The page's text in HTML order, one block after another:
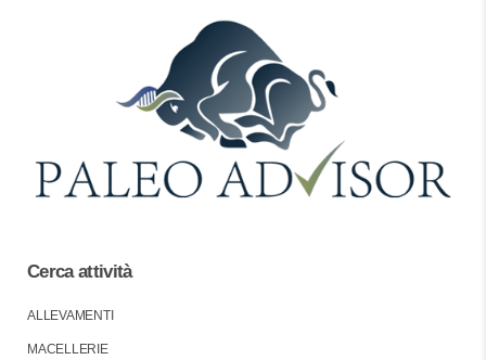
Cerca attività
ALLEVAMENTI
MACELLERIE